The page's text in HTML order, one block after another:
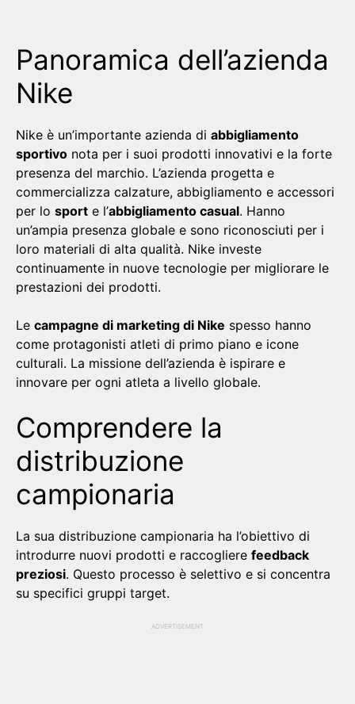
Panoramica dell’azienda
Nike
Nike è un’importante azienda di abbigliamento
sportivo nota per i suoi prodotti innovativi e la forte
presenza del marchio. L’azienda progetta e
commercializza calzature, abbigliamento e accessori
per lo sport e l’abbigliamento casual. Hanno
un’ampia presenza globale e sono riconosciuti per i
loro materiali di alta qualità. Nike investe
continuamente in nuove tecnologie per migliorare le
prestazioni dei prodotti.
Le campagne di marketing di Nike spesso hanno
come protagonisti atleti di primo piano e icone
culturali. La missione dell’azienda è ispirare e
innovare per ogni atleta a livello globale.
Comprendere la
distribuzione
campionaria
La sua distribuzione campionaria ha l’obiettivo di
introdurre nuovi prodotti e raccogliere feedback
preziosi. Questo processo è selettivo e si concentra
su specifici gruppi target.
ADVERTISEMENT